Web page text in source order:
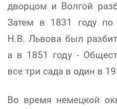
дворцом и Волгой
Затем в 1831 году по
Н.В. Львова был
а в 1851 году -
все три сада в один в
Во время немецкой